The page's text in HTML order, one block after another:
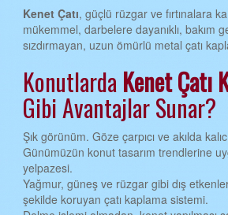
ÇORUM KENET ÇATI
DENİZLİ KENET ÇATI
EDİRNE KENET ÇATI
ELAZIĞ KENET ÇATI
ERZİNCAN KENET ÇATI
ERZURUM KENET ÇATI
ESKİŞEHİR KENET ÇATI
Kenet Çatı, güçlü rüzgar ve fırtınalara
mükemmel, darbelere dayanıklı, bakım
sızdırmayan, uzun ömürlü metal çatı
Konutlarda Kenet Çatı
Gibi Avantajlar Sunar?
Şık görünüm. Göze çarpıcı ve akılda
Günümüzün konut tasarım trendlerine
yelpazesi.
Yağmur, güneş ve rüzgar gibi dış
şekilde koruyan çatı kaplama sistemi.